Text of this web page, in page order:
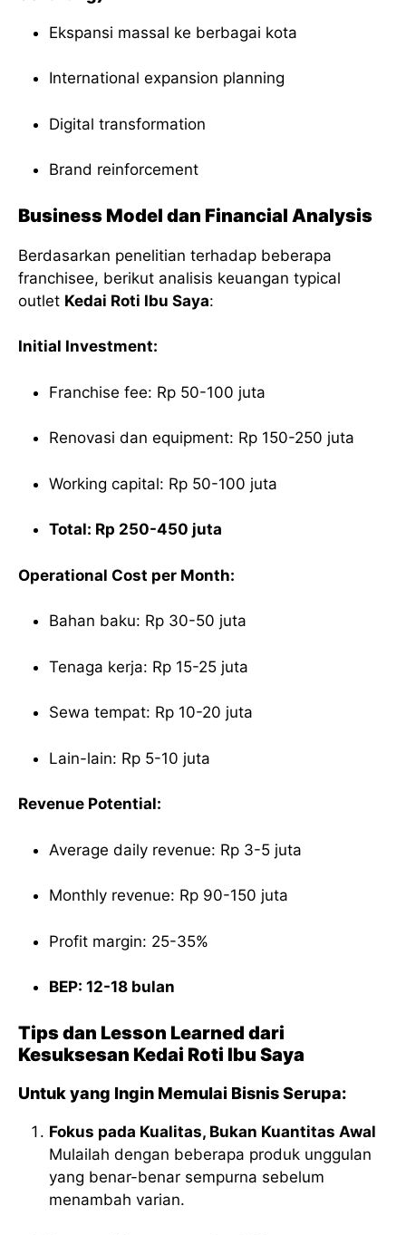
Ekspansi massal ke berbagai kota
International expansion planning
Digital transformation
Brand reinforcement
Business Model dan Financial Analysis
Berdasarkan penelitian terhadap beberapa
franchisee, berikut analisis keuangan typical
outlet Kedai Roti Ibu Saya:
Initial Investment:
Franchise fee: Rp 50-100 juta
Renovasi dan equipment: Rp 150-250 juta
Working capital: Rp 50-100 juta
Total: Rp 250-450 juta
Operational Cost per Month:
Bahan baku: Rp 30-50 juta
Tenaga kerja: Rp 15-25 juta
Sewa tempat: Rp 10-20 juta
Lain-lain: Rp 5-10 juta
Revenue Potential:
Average daily revenue: Rp 3-5 juta
Monthly revenue: Rp 90-150 juta
Profit margin: 25-35%
BEP: 12-18 bulan
Tips dan Lesson Learned dari
Kesuksesan Kedai Roti Ibu Saya
Untuk yang Ingin Memulai Bisnis Serupa:
Fokus pada Kualitas, Bukan Kuantitas Awal
Mulailah dengan beberapa produk unggulan
yang benar-benar sempurna sebelum
menambah varian.